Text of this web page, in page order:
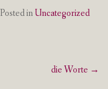
Posted inUncategorized
die Worte →